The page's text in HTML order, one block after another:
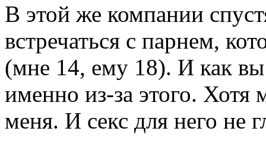
В этой же компании
встречаться с парнем,
(мне 14, ему 18). И как
именно из-за этого.
меня. И секс для него не